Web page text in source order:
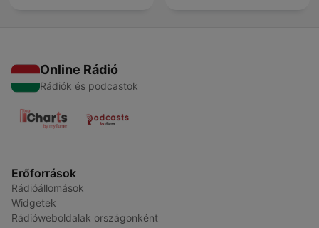
Online Rádió
Rádiók és podcastok
Erőforrások
Rádióállomások
Widgetek
Rádióweboldalak országonként